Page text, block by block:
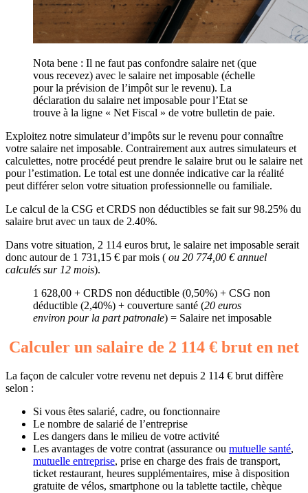
Nota bene : Il ne faut pas confondre salaire net (que
vous recevez) avec le salaire net imposable (échelle
pour la prévision de l’impôt sur le revenu). La
déclaration du salaire net imposable pour l’Etat se
trouve à la ligne « Net Fiscal » de votre bulletin de paie.
Exploitez notre simulateur d’impôts sur le revenu pour connaître
votre salaire net imposable. Contrairement aux autres simulateurs et
calculettes, notre procédé peut prendre le salaire brut ou le salaire net
pour l’estimation. Le total est une donnée indicative car la réalité
peut différer selon votre situation professionnelle ou familiale.
Le calcul de la CSG et CRDS non déductibles se fait sur 98.25% du
salaire brut avec un taux de 2.40%.
Dans votre situation, 2 114 euros brut, le salaire net imposable serait
donc autour de 1 731,15 € par mois ( ou 20 774,00 € annuel
calculés sur 12 mois).
1 628,00 + CRDS non déductible (0,50%) + CSG non
déductible (2,40%) + couverture santé (20 euros
environ pour la part patronale) = Salaire net imposable
Calculer un salaire de 2 114 € brut en net
La façon de calculer votre revenu net depuis 2 114 € brut diffère
selon :
Si vous êtes salarié, cadre, ou fonctionnaire
Le nombre de salarié de l’entreprise
Les dangers dans le milieu de votre activité
Les avantages de votre contrat (assurance ou mutuelle santé,
mutuelle entreprise, prise en charge des frais de transport,
ticket restaurant, heures supplémentaires, mise à disposition
gratuite de vélos, smartphone ou la tablette tactile, chèque